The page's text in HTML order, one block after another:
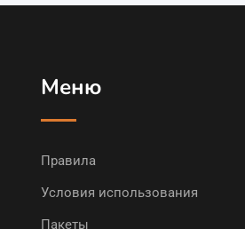
Меню
Правила
Условия использования
Пакеты